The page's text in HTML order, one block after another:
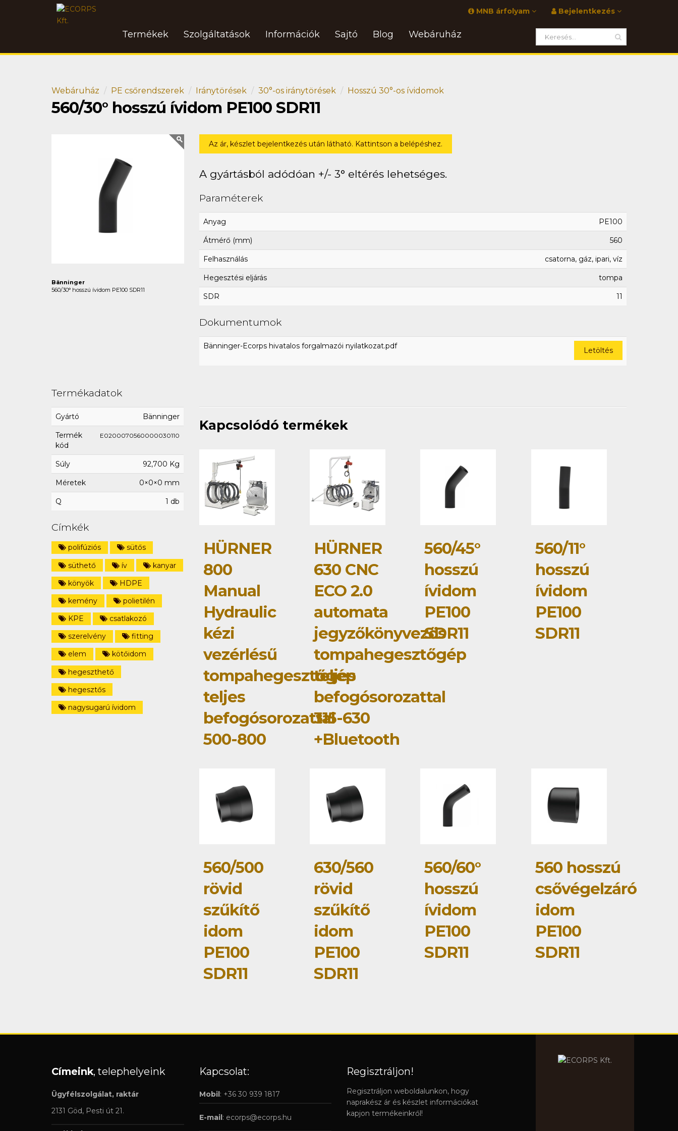
Bejelentkezés
MNB árfolyam
Termékek Szolgáltatások Információk Sajtó Blog Webáruház
Webáruház PE csőrendszerek Iránytörések 30°-os iránytörések Hosszú 30°-os ívidomok
560/30° hosszú ívidom PE100 SDR11
Bänninger
560/30° hosszú ívidom PE100 SDR11
Az ár, készlet bejelentkezés után látható. Kattintson a belépéshez.
A gyártásból adódóan +/- 3° eltérés lehetséges.
Paraméterek
Anyag PE100
Átmérő (mm) 560
Felhasználás csatorna, gáz, ipari, víz
Hegesztési eljárás tompa
SDR 11
Dokumentumok
Bänninger-Ecorps hivatalos forgalmazói nyilatkozat.pdf Letöltés
Termékadatok
Gyártó Bänninger
Termék
kód
E0200070560000030110
Súly 92,700 Kg
Méretek 0×0×0 mm
Q 1 db
Címkék
polifúziós
sütős
süthető
ív
kanyar
könyök
HDPE
kemény
polietilén
KPE
csatlakozó
szerelvény
fitting
elem
kötőidom
hegeszthető
hegesztős
nagysugarú ívidom
Kapcsolódó termékek
HÜRNER
800
Manual
Hydraulic
kézi
vezérlésű
tompahegesztőgép
teljes
befogósorozattal
500-800
HÜRNER
630 CNC
ECO 2.0
automata
jegyzőkönyvezős
tompahegesztőgép
teljes
befogósorozattal
315-630
+Bluetooth
560/45°
hosszú
ívidom
PE100
SDR11
560/11°
hosszú
ívidom
PE100
SDR11
560/500
rövid
szűkítő
idom
PE100
SDR11
630/560
rövid
szűkítő
idom
PE100
SDR11
560/60°
hosszú
ívidom
PE100
SDR11
560 hosszú
csővégelzáró
idom
PE100
SDR11
Címeink, telephelyeink
Ügyfélszolgálat, raktár
2131 Göd, Pesti út 21.
Kapcsolat:
Mobil: +36 30 939 1817
E-mail: ecorps@ecorps.hu
Regisztráljon!
Regisztráljon weboldalunkon, hogy
naprakész ár és készlet információkat
kapjon termékeinkről!